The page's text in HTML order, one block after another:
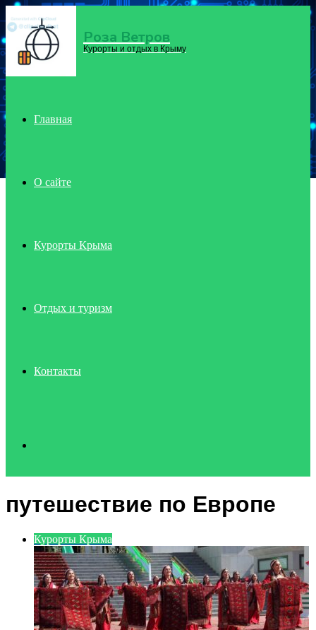
Menu Роза Ветров
Курорты и отдых в Крыму
Главная
О сайте
Курорты Крыма
Отдых и туризм
Контакты
for
путешествие по Европе
Курорты Крыма